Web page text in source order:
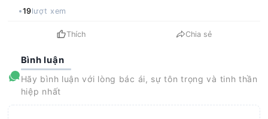
19lượt xem
Thích Chia sẻ
Bình luận
Hãy bình luận với lòng bác ái, sự tôn trọng và tinh thần
hiệp nhất